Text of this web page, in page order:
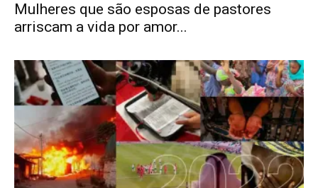
Mulheres que são esposas de pastores
arriscam a vida por amor...